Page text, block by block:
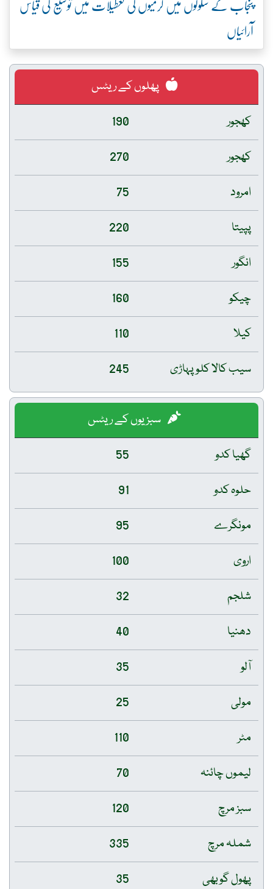
آرائیاں
پھلوں کے ریٹس
کھجور
190
کھجور
270
امرود
75
پپیتا
220
انگور
155
چیکو
160
کیلا
110
سیب کالا کلو پہاڑی
245
سبزیوں کے ریٹس
گھیا کدو
55
حلوہ کدو
91
مونگرے
95
اروی
100
شلجم
32
دھنیا
40
آلو
35
مولی
25
مٹر
110
لیموں چائنہ
70
سبز مرچ
120
شملہ مرچ
335
پھول گوبھی
35